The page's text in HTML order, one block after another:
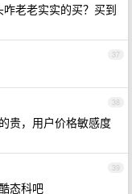
老老实实的买？买到
37
38
贵，用户价格敏感度
39
态科吧